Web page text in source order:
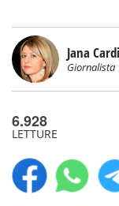
Jana
Giornalista
6.928
LETTURE